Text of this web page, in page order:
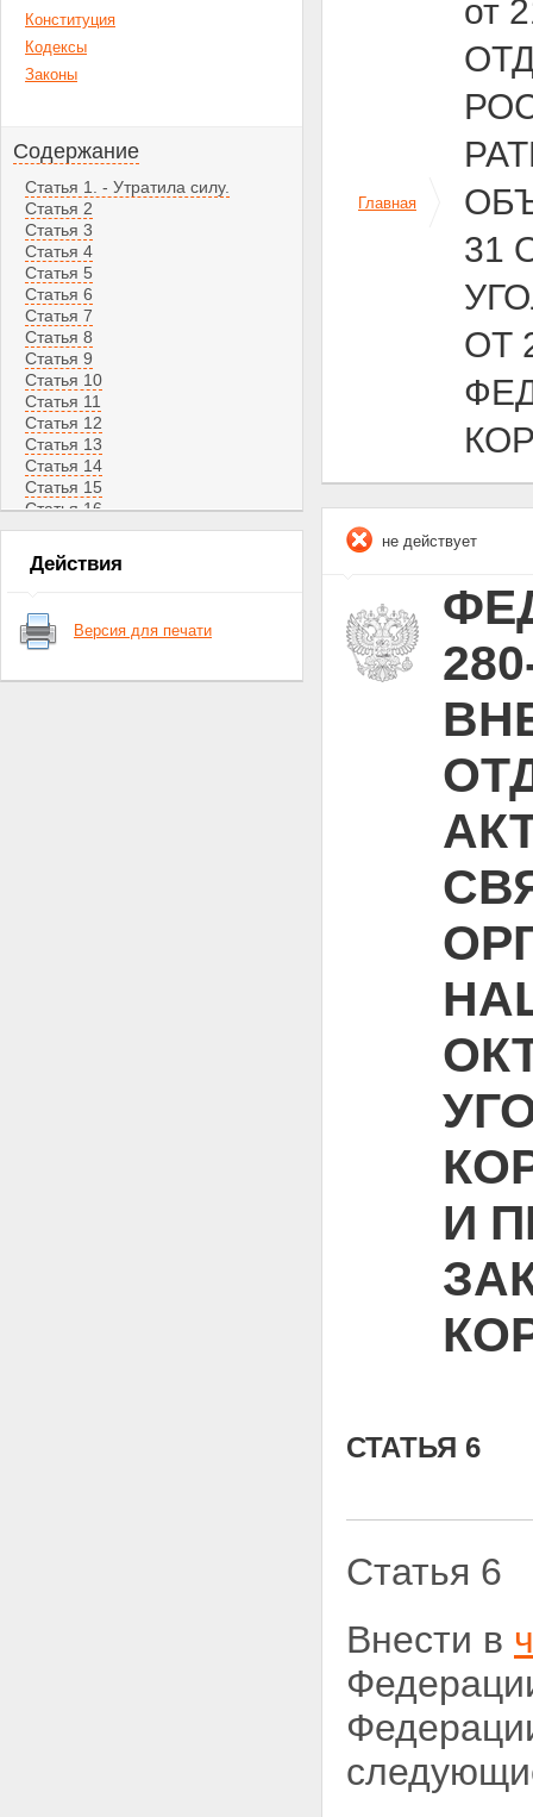
Конституция
Кодексы
Законы
Содержание
Статья 1. - Утратила силу.
Статья 2
Статья 3
Статья 4
Статья 5
Статья 6
Статья 7
Статья 8
Статья 9
Статья 10
Статья 11
Статья 12
Статья 13
Статья 14
Статья 15
Статья 16
Статья 17
Статья 18. - Утратила силу.
Статья 19
Действия
Версия для печати
Главная
от
31
ОТ
не действует
И
СТАТЬЯ 6
Статья 6
Внести в